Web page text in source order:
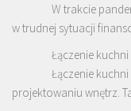
W trakcie
w trudnej sytuacji
Łączenie
Łączenie
projektowaniu wnętrz.